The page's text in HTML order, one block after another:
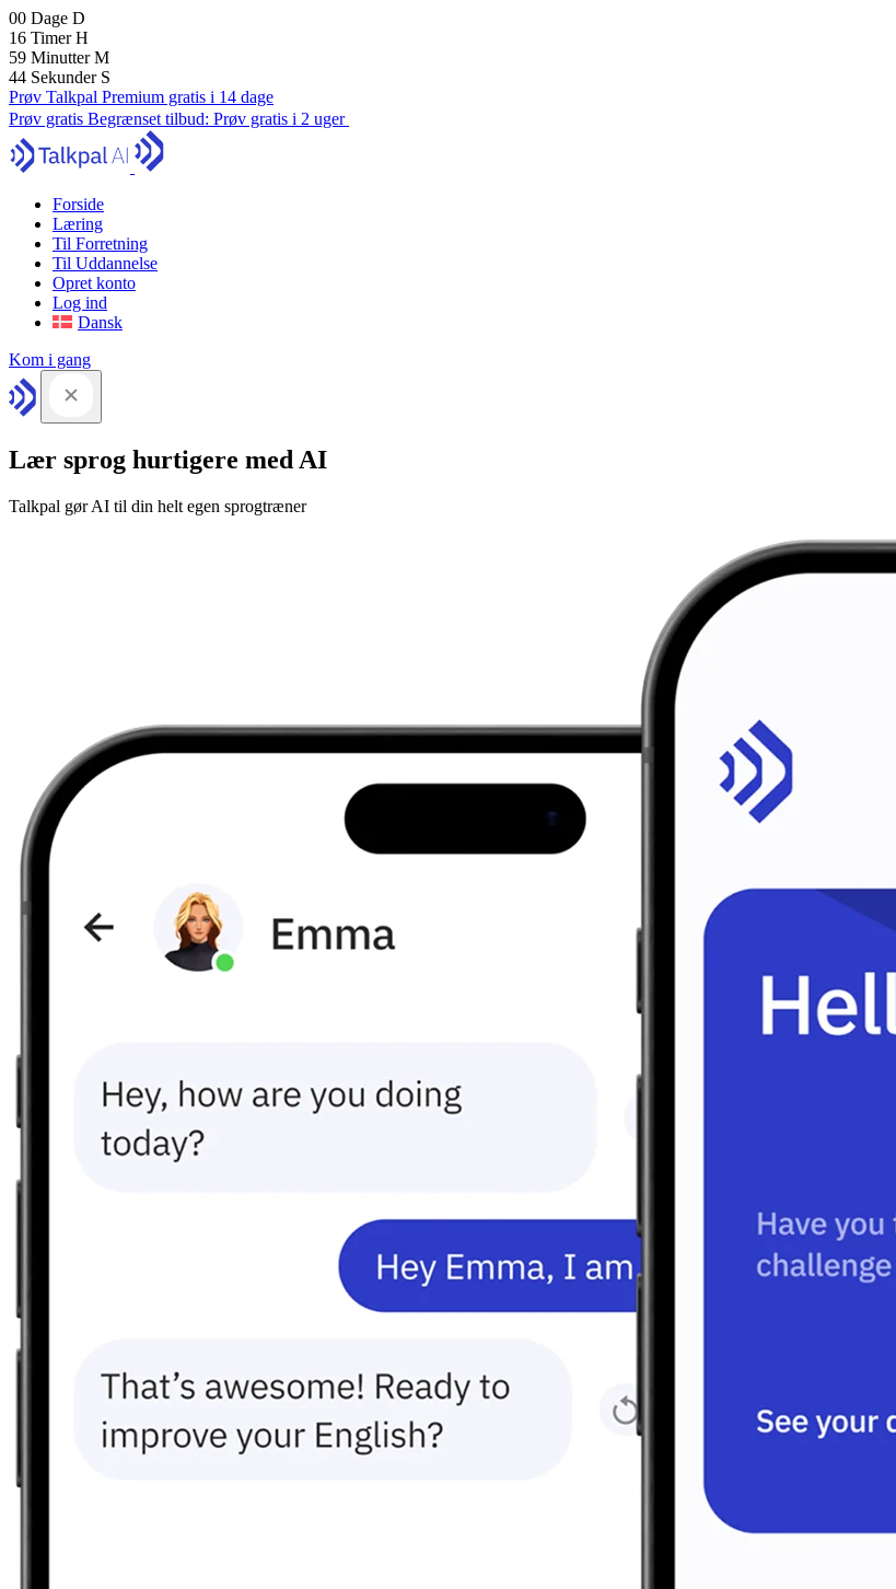
00 Dage D
16 TimerH
59 MinutterM
43 Sekunder S
Prøv Talkpal Premium gratis i 14 dage
Prøv gratis Begrænset tilbud: Prøv gratis i 2 uger
Forside
Læring
Til Forretning
Til Uddannelse
Opret konto
Log ind
Dansk
Kom i gang
Lær sprog hurtigere med AI
Talkpal gør AI til din helt egen sprogtræner